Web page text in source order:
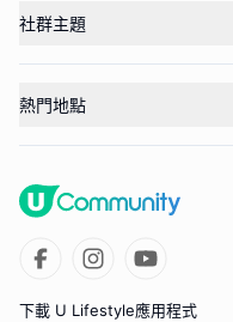
社群主題
熱門地點
下載 U Lifestyle應用程式